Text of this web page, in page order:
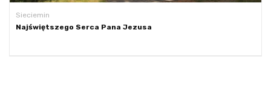
Sieciemin
Najświętszego Serca Pana Jezusa